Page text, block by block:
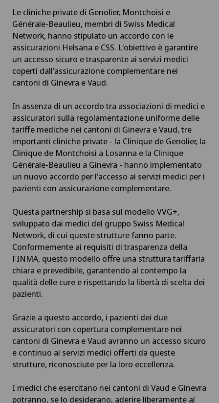
Le cliniche private di Genolier, Montchoisi e
Générale-Beaulieu, membri di Swiss Medical
Network, hanno stipulato un accordo con le
assicurazioni Helsana e CSS. L'obiettivo è garantire
un accesso sicuro e trasparente ai servizi medici
coperti dall'assicurazione complementare nei
cantoni di Ginevra e Vaud.
In assenza di un accordo tra associazioni di medici e
assicuratori sulla regolamentazione uniforme delle
tariffe mediche nei cantoni di Ginevra e Vaud, tre
importanti cliniche private - la Clinique de Genolier, la
Clinique de Montchoisi a Losanna e la Clinique
Générale-Beaulieu a Ginevra - hanno implementato
un nuovo accordo per l'accesso ai servizi medici per i
pazienti con assicurazione complementare.
Questa partnership si basa sul modello VVG+,
sviluppato dai medici del gruppo Swiss Medical
Network, di cui queste strutture fanno parte.
Conformemente ai requisiti di trasparenza della
FINMA, questo modello offre una struttura tariffaria
chiara e prevedibile, garantendo al contempo la
qualità delle cure e rispettando la libertà di scelta dei
pazienti.
Grazie a questo accordo, i pazienti dei due
assicuratori con copertura complementare nei
cantoni di Ginevra e Vaud avranno un accesso sicuro
e continuo ai servizi medici offerti da queste
strutture, riconosciute per la loro eccellenza.
I medici che esercitano nei cantoni di Vaud e Ginevra
potranno, se lo desiderano, aderire liberamente al